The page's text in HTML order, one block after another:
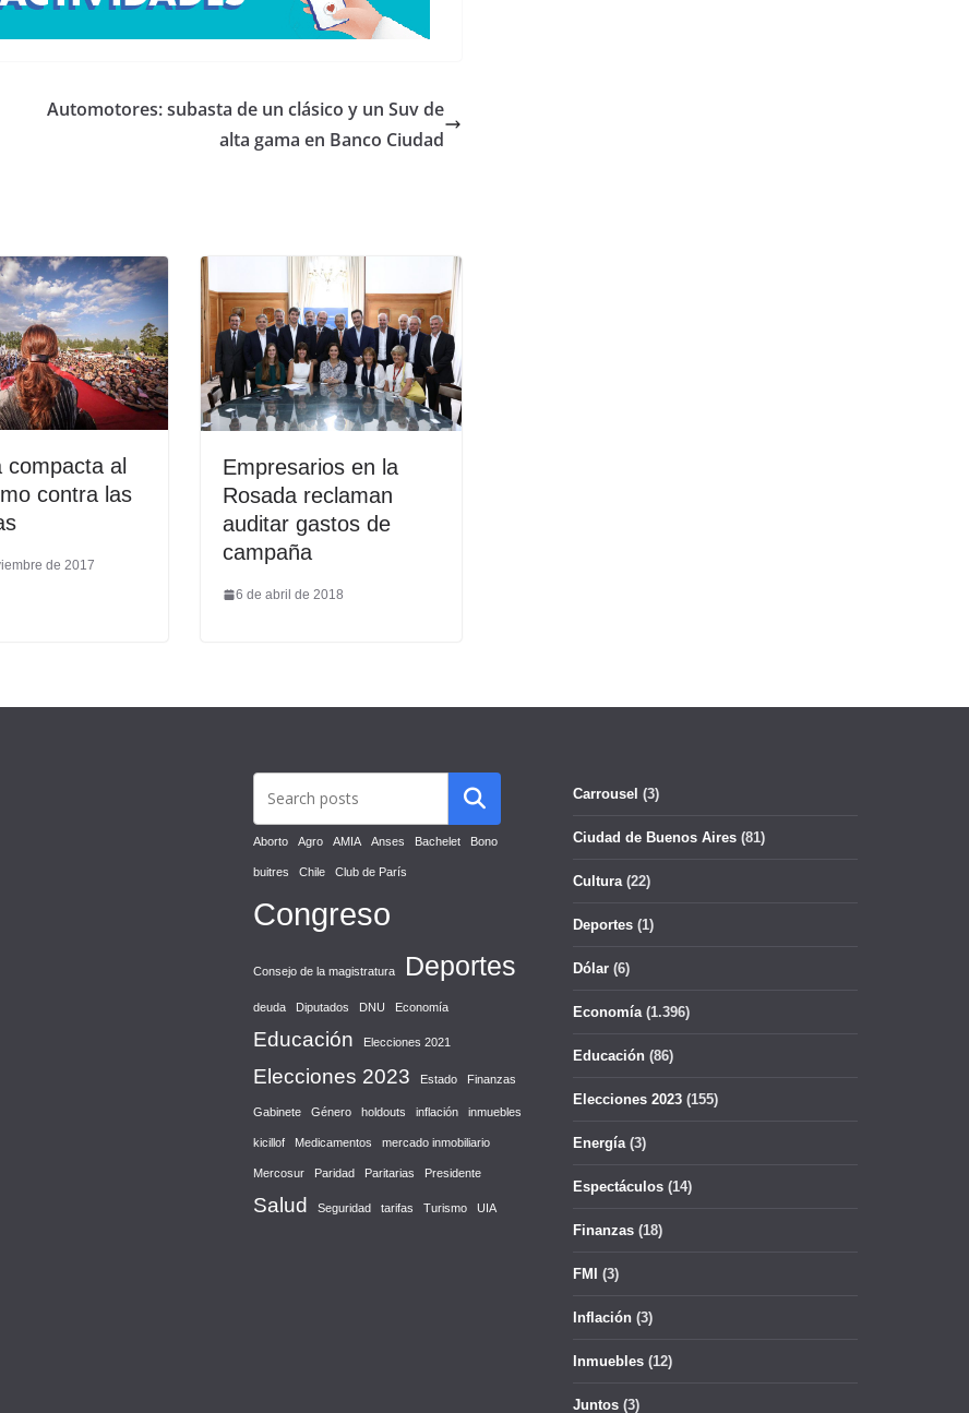
Automotores: subasta de un clásico y un Suv de
alta gama en Banco Ciudad
compacta al
contra las
de 2017
Empresarios en la
Rosada reclaman
auditar gastos de
campaña
6 de abril de 2018
Aborto Agro AMIA Anses Bachelet Bono
buitres Chile Club de París
Congreso
Consejo de la magistratura Deportes
deuda Diputados DNU Economía
Educación Elecciones 2021
Elecciones 2023 Estado Finanzas
Gabinete Género holdouts inflación inmuebles
kicillof Medicamentos mercado inmobiliario
Mercosur Paridad Paritarias Presidente
Salud Seguridad tarifas Turismo UIA
Carrousel (3)
Ciudad de Buenos Aires (81)
Cultura(22)
Deportes (1)
Dólar (6)
Economía(1.396)
Educación (86)
Elecciones 2023 (155)
Energía(3)
Espectáculos (14)
Finanzas (18)
FMI (3)
Inflación (3)
Inmuebles (12)
Juntos (3)